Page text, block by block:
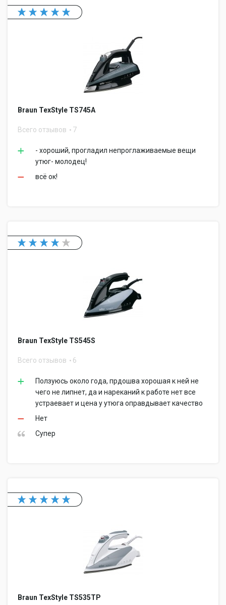
Braun TexStyle TS745A
Всего отзывов 7
- хороший, прогладил непроглаживаемые вещи
утюг- молодец!
всё ок!
Braun TexStyle TS545S
Всего отзывов 6
Ползуюсь около года, прдошва хорошая к ней не
чего не липнет, да и нареканий к работе нет все
устраевает и цена у утюга оправдывает качество
Нет
Супер
Braun TexStyle TS535TP